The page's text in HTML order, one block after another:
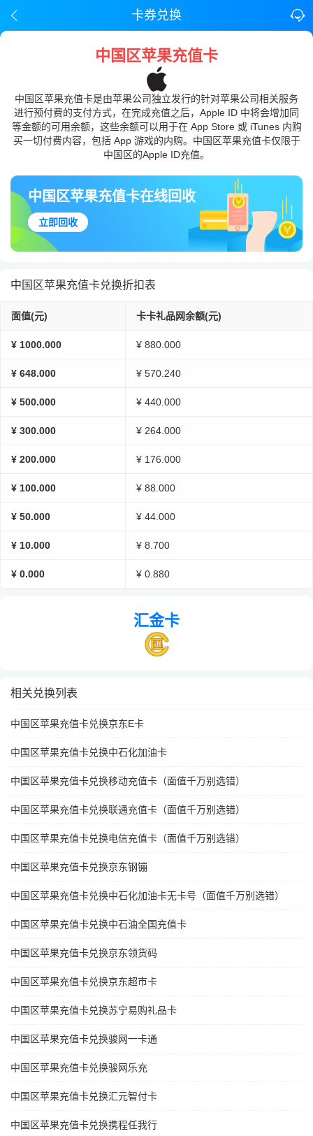
卡券兑换
中国区苹果充值卡
中国区苹果充值卡是由苹果公司独立发行的针对苹果公司相关服务
进行预付费的支付方式，在完成充值之后，Apple ID 中将会增加同
等金额的可用余额，这些余额可以用于在 App Store 或 iTunes 内购
买一切付费内容，包括 App 游戏的内购。中国区苹果充值卡仅限于
中国区的Apple ID充值。
中国区苹果充值卡在线回收
立即回收
中国区苹果充值卡兑换折扣表
面值(元) 卡卡礼品网余额(元)
¥ 1000.000 ¥ 880.000
¥ 648.000 ¥ 570.240
¥ 500.000 ¥ 440.000
¥ 300.000 ¥ 264.000
¥ 200.000 ¥ 176.000
¥ 100.000 ¥ 88.000
¥ 50.000 ¥ 44.000
¥ 10.000 ¥ 8.700
¥ 0.000 ¥ 0.880
汇金卡
相关兑换列表
中国区苹果充值卡兑换京东E卡
中国区苹果充值卡兑换中石化加油卡
中国区苹果充值卡兑换移动充值卡（面值千万别选错）
中国区苹果充值卡兑换联通充值卡（面值千万别选错）
中国区苹果充值卡兑换电信充值卡（面值千万别选错）
中国区苹果充值卡兑换京东钢镚
中国区苹果充值卡兑换中石化加油卡无卡号（面值千万别选错）
中国区苹果充值卡兑换中石油全国充值卡
中国区苹果充值卡兑换京东领货码
中国区苹果充值卡兑换京东超市卡
中国区苹果充值卡兑换苏宁易购礼品卡
中国区苹果充值卡兑换骏网一卡通
中国区苹果充值卡兑换骏网乐充
中国区苹果充值卡兑换汇元智付卡
中国区苹果充值卡兑换携程任我行